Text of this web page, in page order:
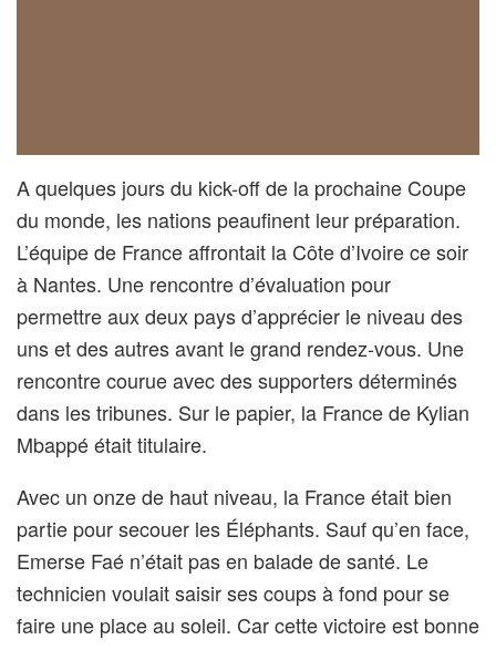
A quelques jours du kick-off de la prochaine Coupe
du monde, les nations peaufinent leur préparation.
L’équipe de France affrontait la Côte d’Ivoire ce soir
à Nantes. Une rencontre d’évaluation pour
permettre aux deux pays d’apprécier le niveau des
uns et des autres avant le grand rendez-vous. Une
rencontre courue avec des supporters déterminés
dans les tribunes. Sur le papier, la France de Kylian
Mbappé était titulaire.
Avec un onze de haut niveau, la France était bien
partie pour secouer les Éléphants. Sauf qu’en face,
Emerse Faé n’était pas en balade de santé. Le
technicien voulait saisir ses coups à fond pour se
faire une place au soleil. Car cette victoire est bonne